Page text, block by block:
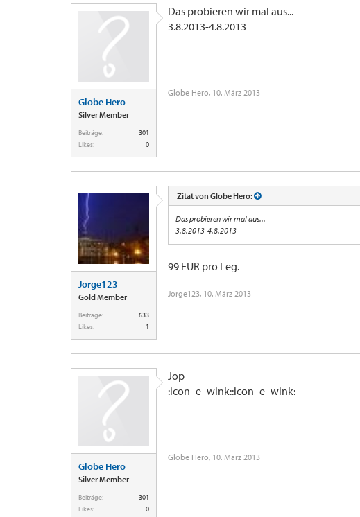
Globe Hero
Silver Member
Beiträge:
301
Likes:
0
Das probieren wir mal aus...
3.8.2013-4.8.2013
Globe Hero, 10. März 2013
Jorge123
Gold Member
Beiträge:
633
Likes:
1
Zitat von Globe Hero:
Das probieren wir mal aus...
3.8.2013-4.8.2013
99 EUR pro Leg.
Jorge123, 10. März 2013
Globe Hero
Silver Member
Beiträge:
301
Likes:
0
Jop
:icon_e_wink::icon_e_wink:
Globe Hero, 10. März 2013